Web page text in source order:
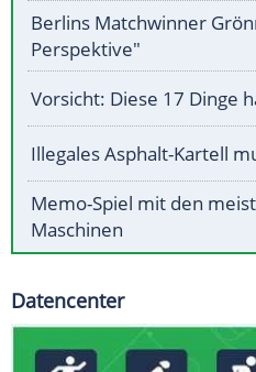
Berlins Matchwinner
Perspektive"
Vorsicht: Diese 17 Dinge
Illegales Asphalt-Kartell
Memo-Spiel mit den
Maschinen
Datencenter